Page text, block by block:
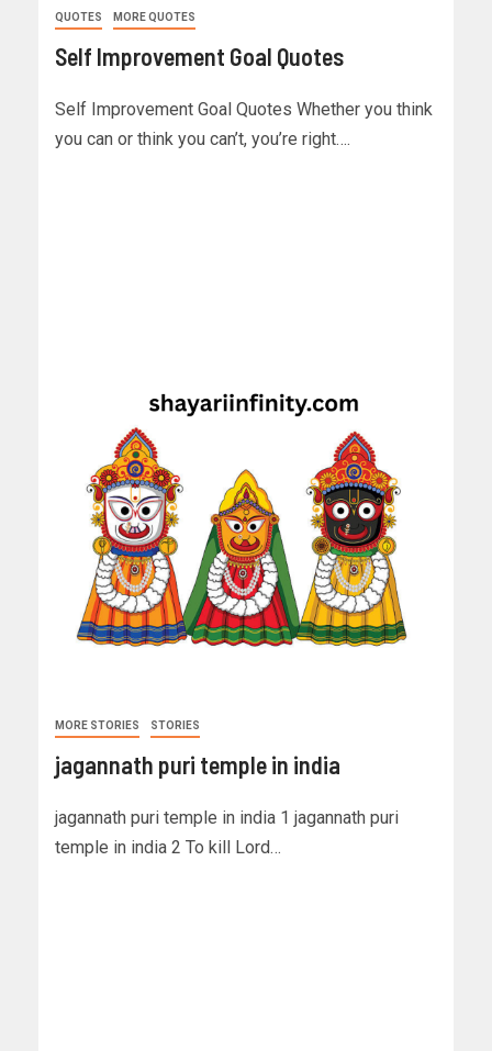
QUOTES MORE QUOTES
Self Improvement Goal Quotes
Self Improvement Goal Quotes Whether you think
you can or think you can’t, you’re right….
MORE STORIES STORIES
jagannath puri temple in india
jagannath puri temple in india 1 jagannath puri
temple in india 2 To kill Lord…